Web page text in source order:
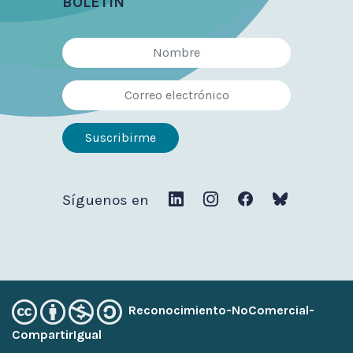
Síguenos en
Reconocimiento-NoComercial-
CompartirIgual